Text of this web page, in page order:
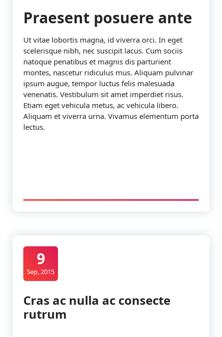
Praesent posuere ante
Ut vitae lobortis magna, id viverra orci. In eget
scelerisque nibh, nec suscipit lacus. Cum sociis
natoque penatibus et magnis dis parturient
montes, nascetur ridiculus mus. Aliquam pulvinar
ipsum augue, tempor luctus felis malesuada
venenatis. Vestibulum sit amet imperdiet risus.
Etiam eget vehicula metus, ac vehicula libero.
Aliquam et viverra urna. Vivamus elementum porta
lectus.
9
Sep, 2015
Cras ac nulla ac consecte
rutrum